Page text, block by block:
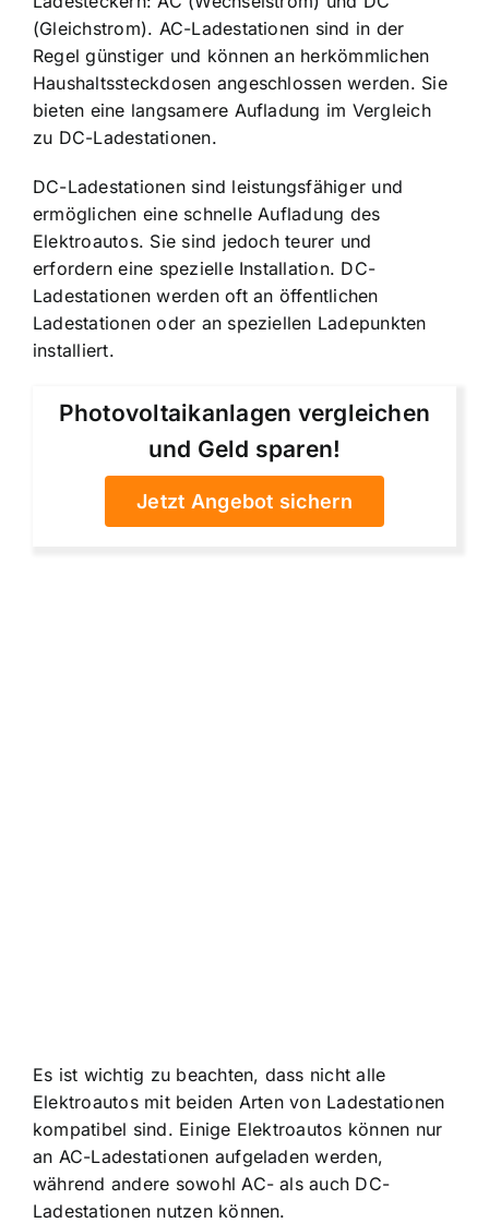
(Gleichstrom). AC-Ladestationen sind in der
Regel günstiger und können an herkömmlichen
Haushaltssteckdosen angeschlossen werden. Sie
bieten eine langsamere Aufladung im Vergleich
zu DC-Ladestationen.
DC-Ladestationen sind leistungsfähiger und
ermöglichen eine schnelle Aufladung des
Elektroautos. Sie sind jedoch teurer und
erfordern eine spezielle Installation. DC-
Ladestationen werden oft an öffentlichen
Ladestationen oder an speziellen Ladepunkten
installiert.
Photovoltaikanlagen vergleichen
und Geld sparen!
Jetzt Angebot sichern
Es ist wichtig zu beachten, dass nicht alle
Elektroautos mit beiden Arten von Ladestationen
kompatibel sind. Einige Elektroautos können nur
an AC-Ladestationen aufgeladen werden,
während andere sowohl AC- als auch DC-
Ladestationen nutzen können.